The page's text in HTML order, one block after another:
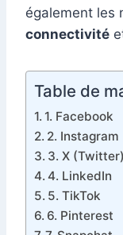
également les
connectivité
Table de
1. Facebook
2. Instagram
3. X (Twitter)
4. LinkedIn
5. TikTok
6. Pinterest